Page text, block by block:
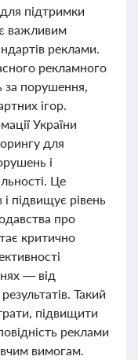
підтримки
важливим
реклами.
рекламного
за порушення,
ігор.
України
для
і
Це
підвищує рівень
про
критично
— від
Такий
підвищити
реклами
вимогам.